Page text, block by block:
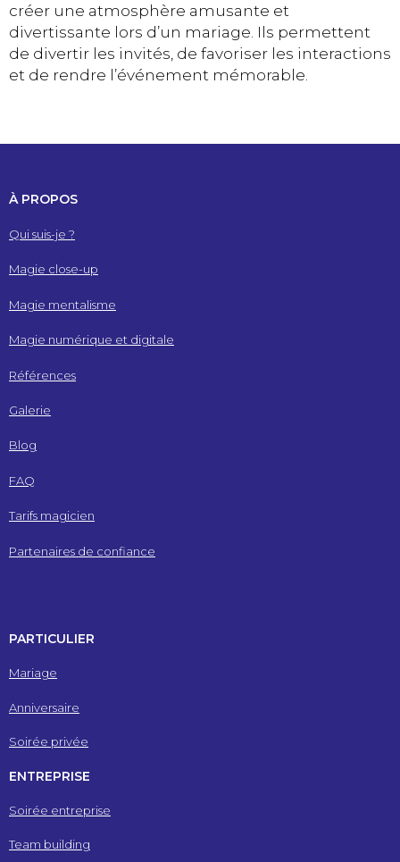
créer une atmosphère amusante et
divertissante lors d’un mariage. Ils permettent
de divertir les invités, de favoriser les interactions
et de rendre l’événement mémorable.
À PROPOS
Qui suis-je ?
Magie close-up
Magie mentalisme
Magie numérique et digitale
Références
Galerie
Blog
FAQ
Tarifs magicien
Partenaires de confiance
PARTICULIER
Mariage
Anniversaire
Soirée privée
ENTREPRISE
Soirée entreprise
Team building